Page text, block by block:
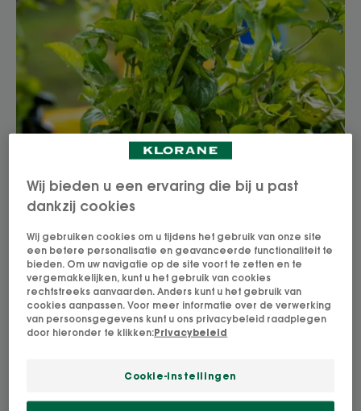
Wij bieden u een ervaring die bij u past
dankzij cookies
Wij gebruiken cookies om u tijdens het gebruik van onze site
een betere personalisatie en geavanceerde functionaliteit te
bieden. Om uw navigatie op de site voort te zetten en te
vergemakkelijken, kunt u het gebruik van cookies
rechtstreeks aanvaarden. Anders kunt u het gebruik van
cookies aanpassen. Voor meer informatie over de verwerking
van persoonsgegevens kunt u ons privacybeleid raadplegen
door hieronder te klikken:Privacybeleid
Cookie-instellingen